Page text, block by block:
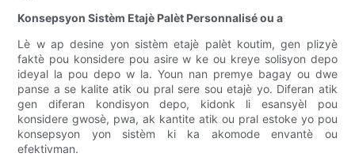
Konsepsyon Sistèm Etajè Palèt Personnalisé ou a
Lè w ap desine yon sistèm etajè palèt koutim, gen plizyè
faktè pou konsidere pou asire w ke ou kreye solisyon depo
ideyal la pou depo w la. Youn nan premye bagay ou dwe
panse a se kalite atik ou pral sere sou etajè yo. Diferan atik
gen diferan kondisyon depo, kidonk li esansyèl pou
konsidere gwosè, pwa, ak kantite atik ou pral estoke yo pou
konsepsyon yon sistèm ki ka akomode envantè ou
efektivman.